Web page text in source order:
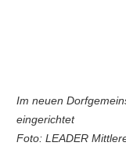
Im neuen
eingerichtet
Foto: LEADER